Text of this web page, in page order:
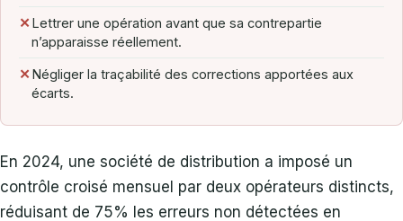
✕Lettrer une opération avant que sa contrepartie
n’apparaisse réellement.
✕Négliger la traçabilité des corrections apportées aux
écarts.
En 2024, une société de distribution a imposé un
contrôle croisé mensuel par deux opérateurs distincts,
réduisant de 75% les erreurs non détectées en